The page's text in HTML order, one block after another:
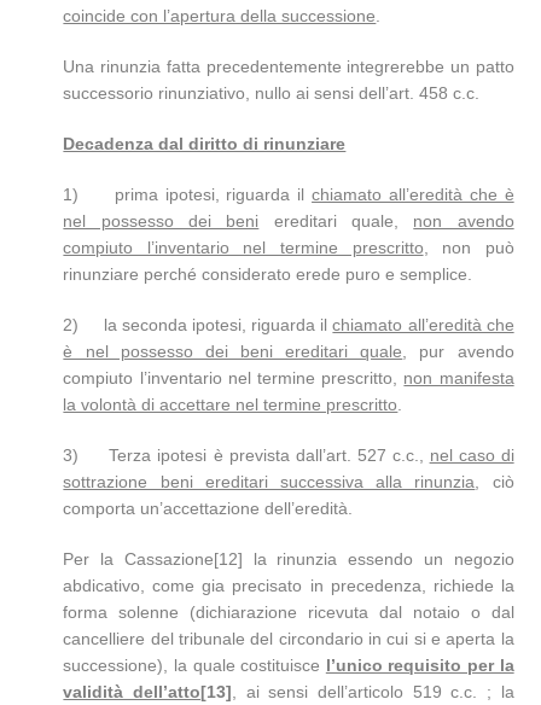
coincide con l’apertura della successione
Una rinunzia fatta precedentemente integrerebbe un patto
successorio rinunziativo, nullo ai sensi dell’art. 458 c.c.
Decadenza dal diritto di rinunziare
1) prima ipotesi, riguarda ilchiamato all’eredità che è
nel possesso dei beni ereditari quale, non avendo
compiuto l’inventario nel termine prescritto , non può
rinunziare perché considerato erede puro e semplice.
2) la seconda ipotesi, riguarda ilchiamato all’eredità che
è nel possesso dei beni ereditari quale , pur avendo
compiuto l’inventario nel termine prescritto, non manifesta
la volontà di accettare nel termine prescritto
3) Terza ipotesi è prevista dall’art. 527 c.c., nel caso di
sottrazione beni ereditari successiva alla rinunzia , ciò
comporta un’accettazione dell’eredità.
Per la Cassazione[12] la rinunzia essendo un negozio
abdicativo, come gia precisato in precedenza, richiede la
forma solenne (dichiarazione ricevuta dal notaio o dal
cancelliere del tribunale del circondario in cui si e aperta la
successione), la quale costituisce l’unico requisito per la
validità dell’atto[13] , ai sensi dell’articolo 519 c.c. ; la